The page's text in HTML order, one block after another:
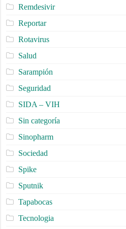
Remdesivir
Reportar
Rotavirus
Salud
Sarampión
Seguridad
SIDA – VIH
Sin categoría
Sinopharm
Sociedad
Spike
Sputnik
Tapabocas
Tecnologia